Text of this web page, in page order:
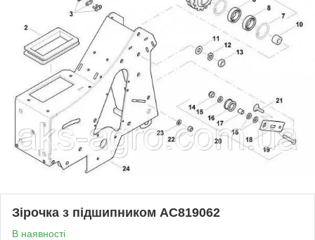
Зірочка з підшипником AC819062
В наявності